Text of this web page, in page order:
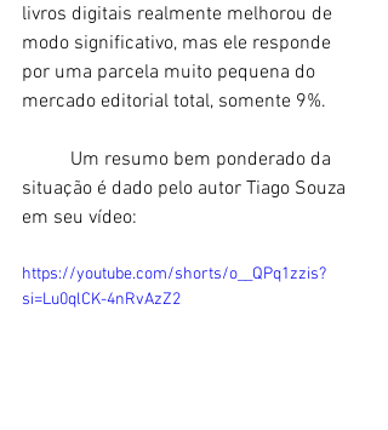
livros digitais realmente melhorou de
modo significativo, mas ele responde
por uma parcela muito pequena do
mercado editorial total, somente 9%.
situação é dado pelo autor Tiago Souza
em seu vídeo:
https://youtube.com/shorts/o__QPq1zzis?
si=Lu0qlCK-4nRvAzZ2